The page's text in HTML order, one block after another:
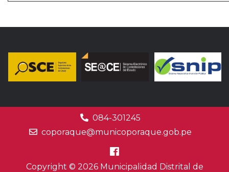
084-301245
coporaque@municoporaque.gob.pe
Copyright © 2026 Municipalidad Distrital de